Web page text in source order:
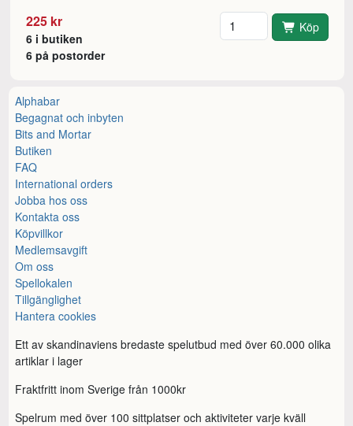
225 kr
6 i butiken
6 på postorder
Antal Köp
Alphabar
Begagnat och inbyten
Bits and Mortar
Butiken
FAQ
International orders
Jobba hos oss
Kontakta oss
Köpvillkor
Medlemsavgift
Om oss
Spellokalen
Tillgänglighet
Hantera cookies
Ett av skandinaviens bredaste spelutbud med över 60.000 olika
artiklar i lager
Fraktfritt inom Sverige från 1000kr
Spelrum med över 100 sittplatser och aktiviteter varje kväll